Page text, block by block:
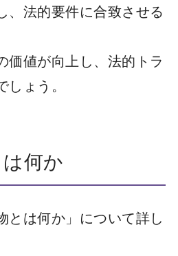
、法的要件に合致させる
価値が向上し、法的トラ
ょう。
何か
とは何か」について詳し